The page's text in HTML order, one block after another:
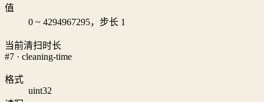
值
0 ~ 4294967295，步长 1
当前清扫时长
#7 · cleaning-time
格式
uint32